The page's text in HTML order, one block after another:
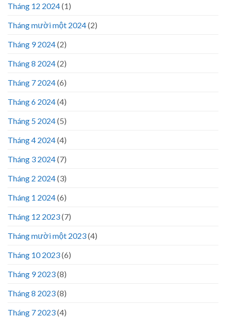
Tháng 12 2024(1)
Tháng mười một 2024(2)
Tháng 9 2024(2)
Tháng 8 2024(2)
Tháng 7 2024(6)
Tháng 6 2024(4)
Tháng 5 2024(5)
Tháng 4 2024(4)
Tháng 3 2024(7)
Tháng 2 2024(3)
Tháng 1 2024(6)
Tháng 12 2023(7)
Tháng mười một 2023(4)
Tháng 10 2023(6)
Tháng 9 2023(8)
Tháng 8 2023(8)
Tháng 7 2023(4)